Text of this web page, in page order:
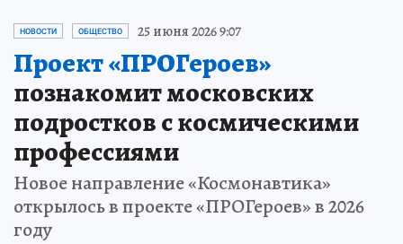
НОВОСТИ ОБЩЕСТВО 25 июня 2026 9:07
Проект «ПРОГероев»
познакомит московских
подростков с космическими
профессиями
Новое направление «Космонавтика»
открылось в проекте «ПРОГероев» в 2026
году